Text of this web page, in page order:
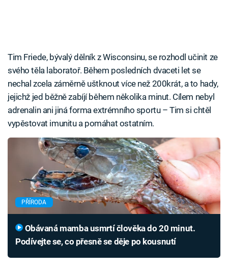
Tim Friede, bývalý dělník z Wisconsinu, se rozhodl učinit ze
svého těla laboratoř. Během posledních dvaceti let se
nechal zcela záměrně uštknout více než 200krát, a to hady,
jejichž jed běžně zabíjí během několika minut. Cílem nebyl
adrenalin ani jiná forma extrémního sportu – Tim si chtěl
vypěstovat imunitu a pomáhat ostatním.
PŘÍRODA
Podívejte se, co přesně se děje po kousnutí